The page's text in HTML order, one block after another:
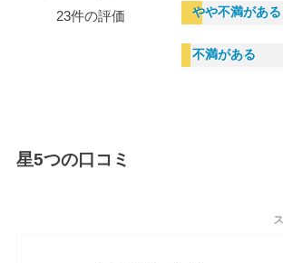
23件の評価
やや不満がある
不満がある
星5つの口コミ